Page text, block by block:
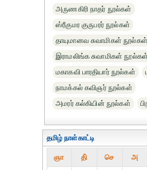
அருணகிரி நாதர் நூல்கள்
ஸ்ரீகுமர குருபரர் நூல்கள்
தாயுமானவ சுவாமிகள் நூல்கள்
இராமலிங்க சுவாமிகள் நூல்கள்
மகாகவி பாரதியார் நூல்கள்
நாமக்கல் கவிஞர் நூல்கள்
அமரர் கல்கியின் நூல்கள்
தமிழ் நாள்காட்டி
ஞா தி் செ அ